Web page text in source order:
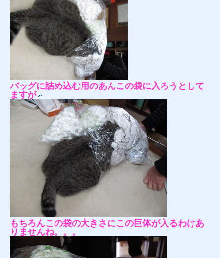
バッグに詰め込む用のあんこの袋に入ろうとして
ますが
もちろんこの袋の大きさにこの巨体が入るわけあ
りませんね。。。